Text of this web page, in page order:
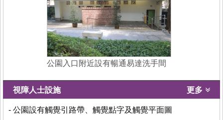
公園入口附近設有暢通易達洗手間
視障人士設施 更多
- 公園設有觸覺引路帶、觸覺點字及觸覺平面圖